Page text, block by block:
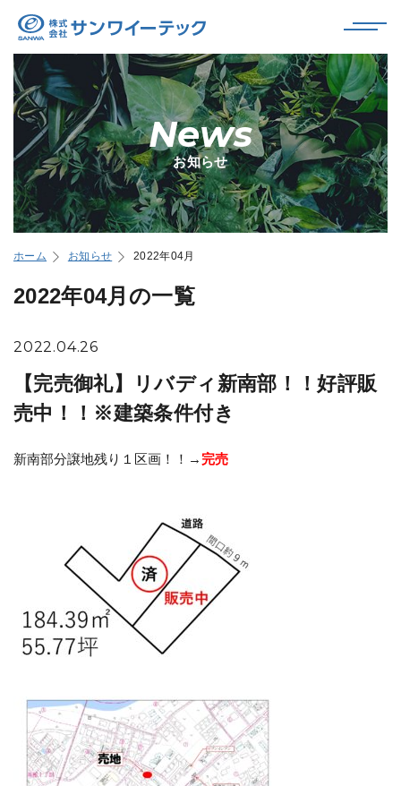
News
お知らせ
ホーム お知らせ 2022年04月
2022年04月の一覧
2022.04.26
【完売御礼】リバディ新南部！！好評販
売中！！※建築条件付き
新南部分譲地残り１区画！！→ 完売